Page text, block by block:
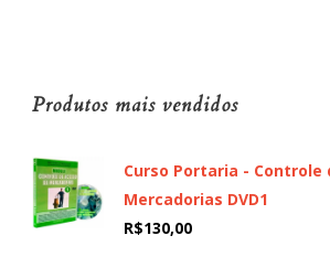
Produtos mais vendidos
Curso Portaria - Controle
Mercadorias DVD1
R$130,00